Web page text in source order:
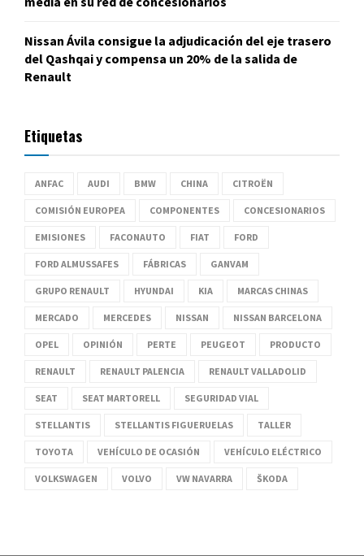
Nissan Ávila consigue la adjudicación del eje trasero
del Qashqai y compensa un 20% de la salida de
Renault
Etiquetas
ANFAC AUDI BMW CHINA CITROËN
COMISIÓN EUROPEA COMPONENTES CONCESIONARIOS
EMISIONES FACONAUTO FIAT FORD
FORD ALMUSSAFES FÁBRICAS GANVAM
GRUPO RENAULT HYUNDAI KIA MARCAS CHINAS
MERCADO MERCEDES NISSAN NISSAN BARCELONA
OPEL OPINIÓN PERTE PEUGEOT PRODUCTO
RENAULT RENAULT PALENCIA RENAULT VALLADOLID
SEAT SEAT MARTORELL SEGURIDAD VIAL
STELLANTIS STELLANTIS FIGUERUELAS TALLER
TOYOTA VEHÍCULO DE OCASIÓN VEHÍCULO ELÉCTRICO
VOLKSWAGEN VOLVO VW NAVARRA ŠKODA